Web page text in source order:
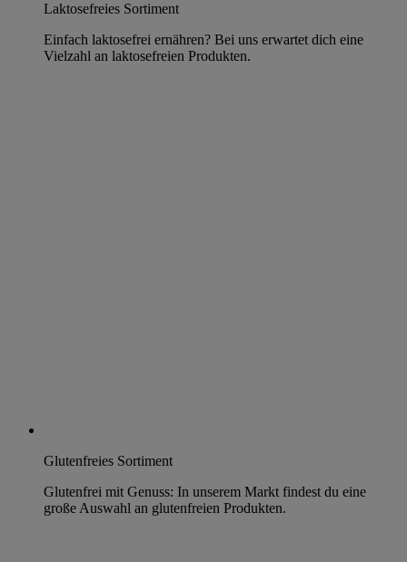
Laktosefreies Sortiment
Einfach laktosefrei ernähren? Bei uns erwartet dich eine
Vielzahl an laktosefreien Produkten.
Glutenfreies Sortiment
Glutenfrei mit Genuss: In unserem Markt findest du eine
große Auswahl an glutenfreien Produkten.